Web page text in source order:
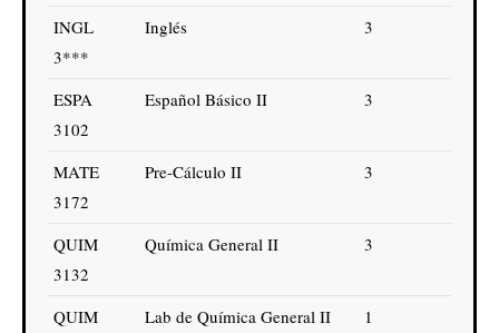
INGL
3***
Inglés 3
ESPA
3102
Español Básico II 3
MATE
3172
Pre-Cálculo II 3
QUIM
3132
Química General II 3
QUIM
Lab de Química General II 1